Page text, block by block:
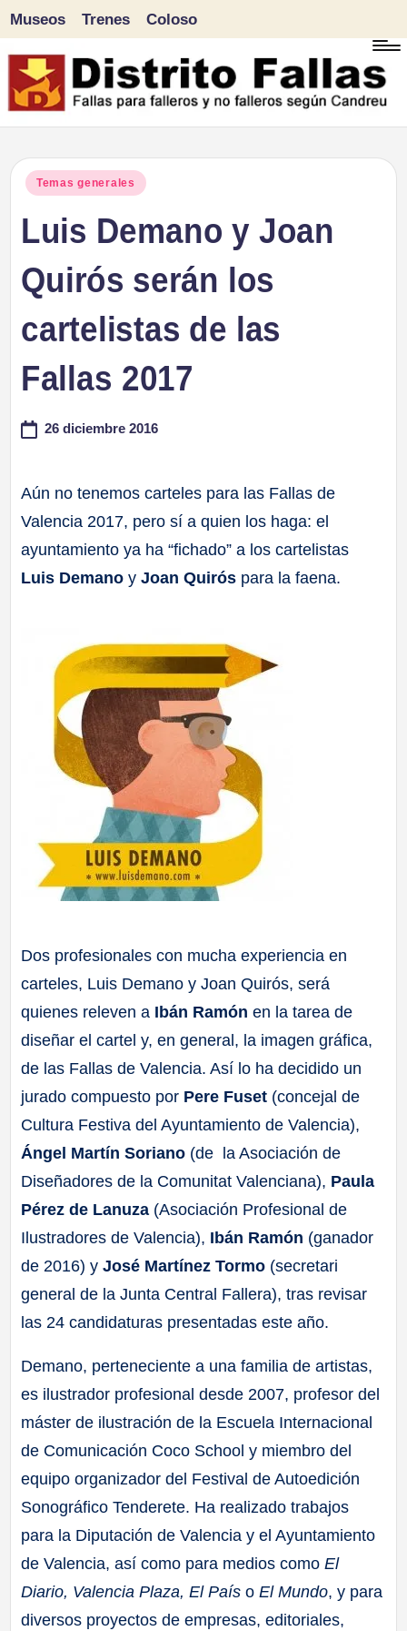
Saltar
al
Museos Trenes Coloso
Publicado
Temas generales
Luis Demano y Joan
Quirós serán los
cartelistas de las
Fallas 2017
26 diciembre 2016
Aún no tenemos carteles para las Fallas de
Valencia 2017, pero sí a quien los haga: el
ayuntamiento ya ha “fichado” a los cartelistas
Luis Demano yJoan Quirós para la faena.
Dos profesionales con mucha experiencia en
carteles, Luis Demano y Joan Quirós, será
quienes releven a Ibán Ramón en la tarea de
diseñar el cartel y, en general, la imagen gráfica,
de las Fallas de Valencia. Así lo ha decidido un
jurado compuesto por Pere Fuset (concejal de
Cultura Festiva del Ayuntamiento de Valencia),
Ángel Martín Soriano (de la Asociación de
Diseñadores de la Comunitat Valenciana), Paula
Pérez de Lanuza (Asociación Profesional de
Ilustradores de Valencia), Ibán Ramón (ganador
de 2016) yJosé Martínez Tormo (secretari
general de la Junta Central Fallera), tras revisar
las 24 candidaturas presentadas este año.
Demano, perteneciente a una familia de artistas,
es ilustrador profesional desde 2007, profesor del
máster de ilustración de la Escuela Internacional
de Comunicación Coco School y miembro del
equipo organizador del Festival de Autoedición
Sonográfico Tenderete. Ha realizado trabajos
para la Diputación de Valencia y el Ayuntamiento
de Valencia, así como para medios comoEl
Diario, Valencia Plaza, El País oEl Mundo, y para
diversos proyectos de empresas, editoriales,